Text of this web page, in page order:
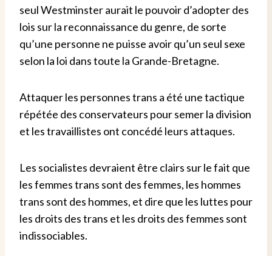
seul Westminster aurait le pouvoir d’adopter des
lois sur la reconnaissance du genre, de sorte
qu’une personne ne puisse avoir qu’un seul sexe
selon la loi dans toute la Grande-Bretagne.
Attaquer les personnes trans a été une tactique
répétée des conservateurs pour semer la division
et les travaillistes ont concédé leurs attaques.
Les socialistes devraient être clairs sur le fait que
les femmes trans sont des femmes, les hommes
trans sont des hommes, et dire que les luttes pour
les droits des trans et les droits des femmes sont
indissociables.